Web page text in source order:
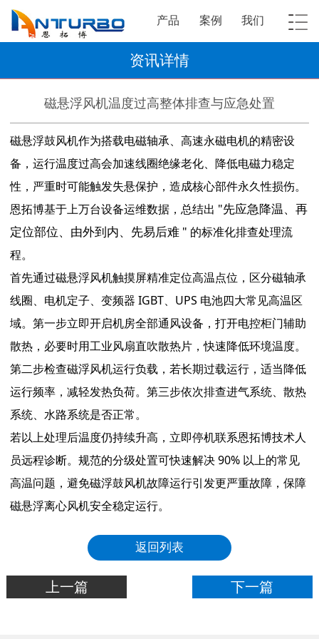
产品 案例 我们
资讯详情
磁悬浮风机温度过高整体排查与应急处置
磁悬浮鼓风机作为搭载电磁轴承、高速永磁电机的精密设
备，运行温度过高会加速线圈绝缘老化、降低电磁力稳定
性，严重时可能触发失悬保护，造成核心部件永久性损伤。
恩拓博基于上万台设备运维数据，总结出 "先应急降温、再
定位部位、由外到内、先易后难 " 的标准化排查处理流
程。
首先通过磁悬浮风机触摸屏精准定位高温点位，区分磁轴承
线圈、电机定子、变频器 IGBT、UPS 电池四大常见高温区
域。第一步立即开启机房全部通风设备，打开电控柜门辅助
散热，必要时用工业风扇直吹散热片，快速降低环境温度。
第二步检查磁浮风机运行负载，若长期过载运行，适当降低
运行频率，减轻发热负荷。第三步依次排查进气系统、散热
系统、水路系统是否正常。
若以上处理后温度仍持续升高，立即停机联系恩拓博技术人
员远程诊断。规范的分级处置可快速解决 90% 以上的常见
高温问题，避免磁浮鼓风机故障运行引发更严重故障，保障
磁悬浮离心风机安全稳定运行。
返回列表
上一篇 下一篇